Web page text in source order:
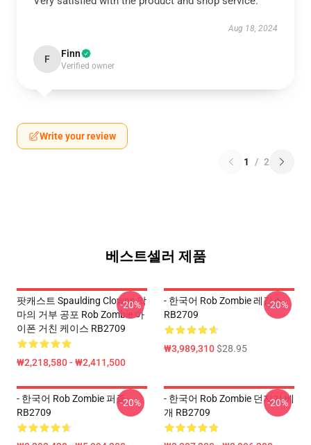
Aug 18, 2024
F Finn
Verified owner
Write your review
1 / 2
베스트셀러 제품
팟캐스트 Spaulding Clowns 악
마의 거부 공포 Rob Zombie 아
이폰 거친 케이스 RB2709
₩2,218,580 - ₩2,411,500
-20%
- 한국어 Rob Zombie 레깅스
RB2709
₩3,989,310$28.95
-20%
- 한국어 Rob Zombie 퍼즐
RB2709
-20%
- 한국어 Rob Zombie 던지기 베
개 RB2709
-20%